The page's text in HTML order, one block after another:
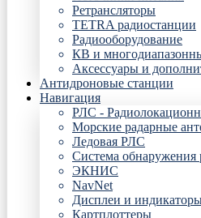
Ретрансляторы
TETRA радиостанции
Радиооборудование
КВ и
Аксессуары и
Антидроновые станции
Навигация
РЛС -
Морские радарные
Ледовая РЛС
Система обнаружения
ЭКНИС
NavNet
Дисплеи и
Картплоттеры